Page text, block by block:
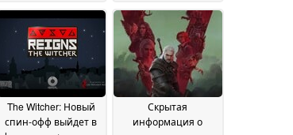
Game Boy
28 May 2026
The Witcher: Новый
спин-офф выйдет в
Скрытая
информация о